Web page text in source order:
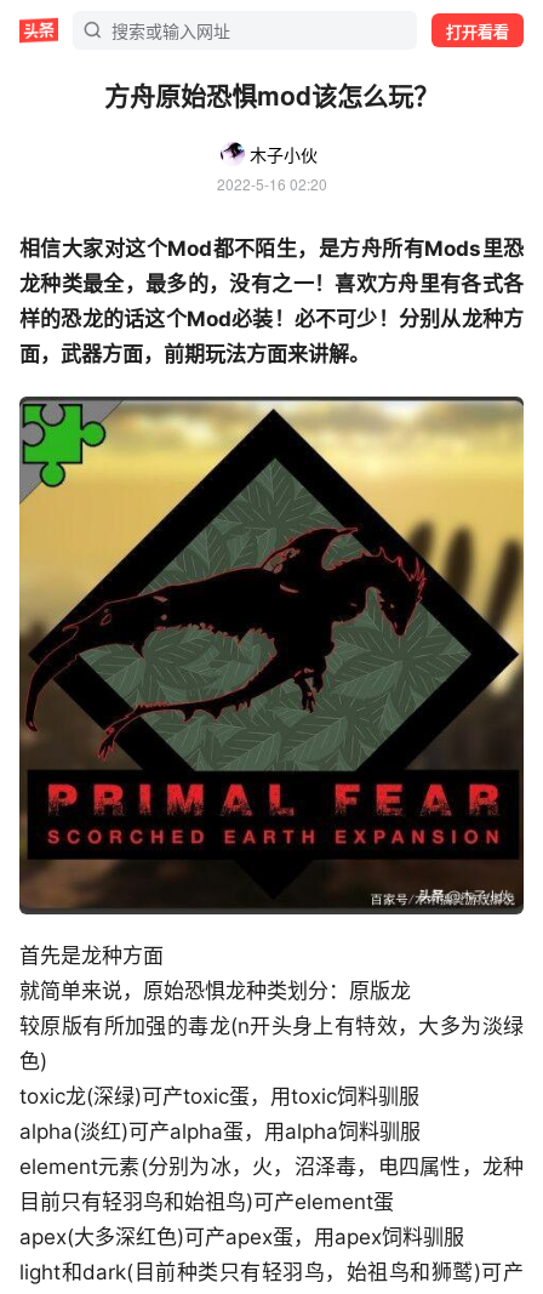
打开看看
方舟原始恐惧mod该怎么玩？
木子小伙
2022-5-16 02:20
相信大家对这个Mod都不陌生，是方舟所有Mods里恐
龙种类最全，最多的，没有之一！喜欢方舟里有各式各
样的恐龙的话这个Mod必装！必不可少！分别从龙种方
面，武器方面，前期玩法方面来讲解。
首先是龙种方面
就简单来说，原始恐惧龙种类划分：原版龙
较原版有所加强的毒龙(n开头身上有特效，大多为淡绿
色)
toxic龙(深绿)可产toxic蛋，用toxic饲料驯服
alpha(淡红)可产alpha蛋，用alpha饲料驯服
element元素(分别为冰，火，沼泽毒，电四属性，龙种
目前只有轻羽鸟和始祖鸟)可产element蛋
apex(大多深红色)可产apex蛋，用apex饲料驯服
light和dark(目前种类只有轻羽鸟，始祖鸟和狮鹫)可产